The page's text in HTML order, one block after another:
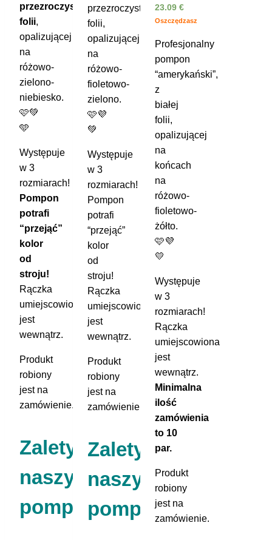
przezroczystej
folii,
opalizującej
na
różowo-
zielono-
niebiesko.
🩷💚
🩵
Występuje
w 3
rozmiarach!
Pompon
potrafi
“przejąć”
kolor
od
stroju!
Rączka
umiejscowiona
jest
wewnątrz.
Produkt
robiony
jest na
zamówienie.
Zalety
naszych
pomponów:
przezroczystej
folii,
opalizującej
na
różowo-
fioletowo-
zielono.
🩷💜
💚
Występuje
w 3
rozmiarach!
Pompon
potrafi
“przejąć”
kolor
od
stroju!
Rączka
umiejscowiona
jest
wewnątrz.
Produkt
robiony
jest na
zamówienie.
Zalety
naszych
pomponów:
23.09€
Oszczędzasz
Profesjonalny
pompon
“amerykański”,
z
białej
folii,
opalizującej
na
końcach
na
różowo-
fioletowo-
żółto.
🩷💜
💛
Występuje
w 3
rozmiarach!
Rączka
umiejscowiona
jest
wewnątrz.
Minimalna
ilość
zamówienia
to 10
par.
Produkt
robiony
jest na
zamówienie.